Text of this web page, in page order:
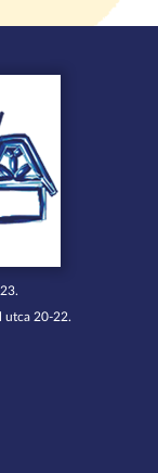
utca 20-22.